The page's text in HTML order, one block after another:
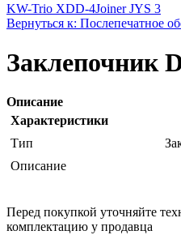
KW-Trio XDD-4Joiner JYS 3
Вернуться к: Послепечатное
Заклепочник
Описание
Характеристики
Тип
Описание
Перед покупкой уточняйте
комплектацию у продавца